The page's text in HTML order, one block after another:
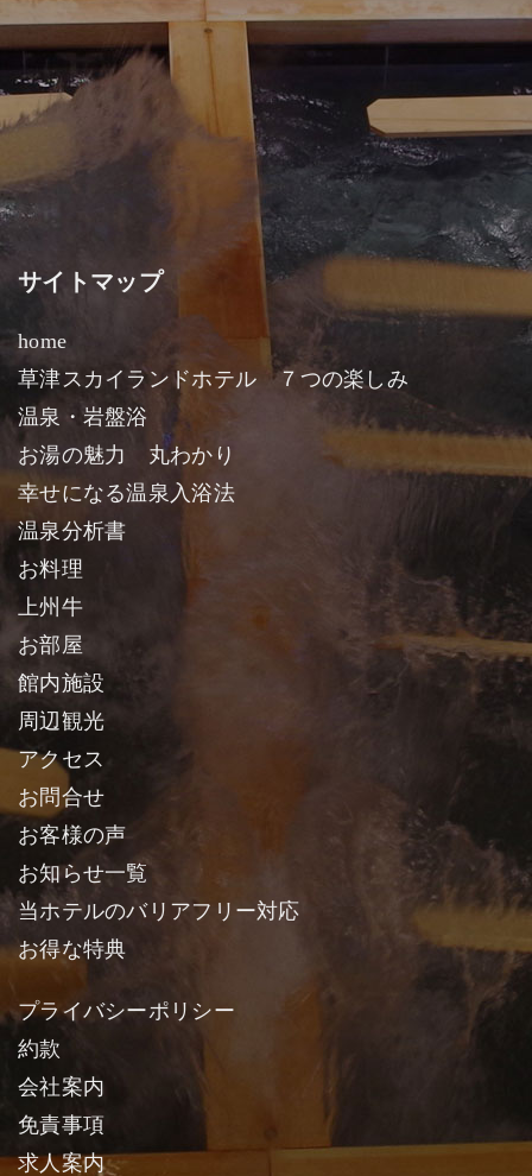
サイトマップ
home
草津スカイランドホテル ７つの楽しみ
温泉・岩盤浴
お湯の魅力 丸わかり
幸せになる温泉入浴法
温泉分析書
お料理
上州牛
お部屋
館内施設
周辺観光
アクセス
お問合せ
お客様の声
お知らせ一覧
当ホテルのバリアフリー対応
お得な特典
プライバシーポリシー
約款
会社案内
免責事項
求人案内